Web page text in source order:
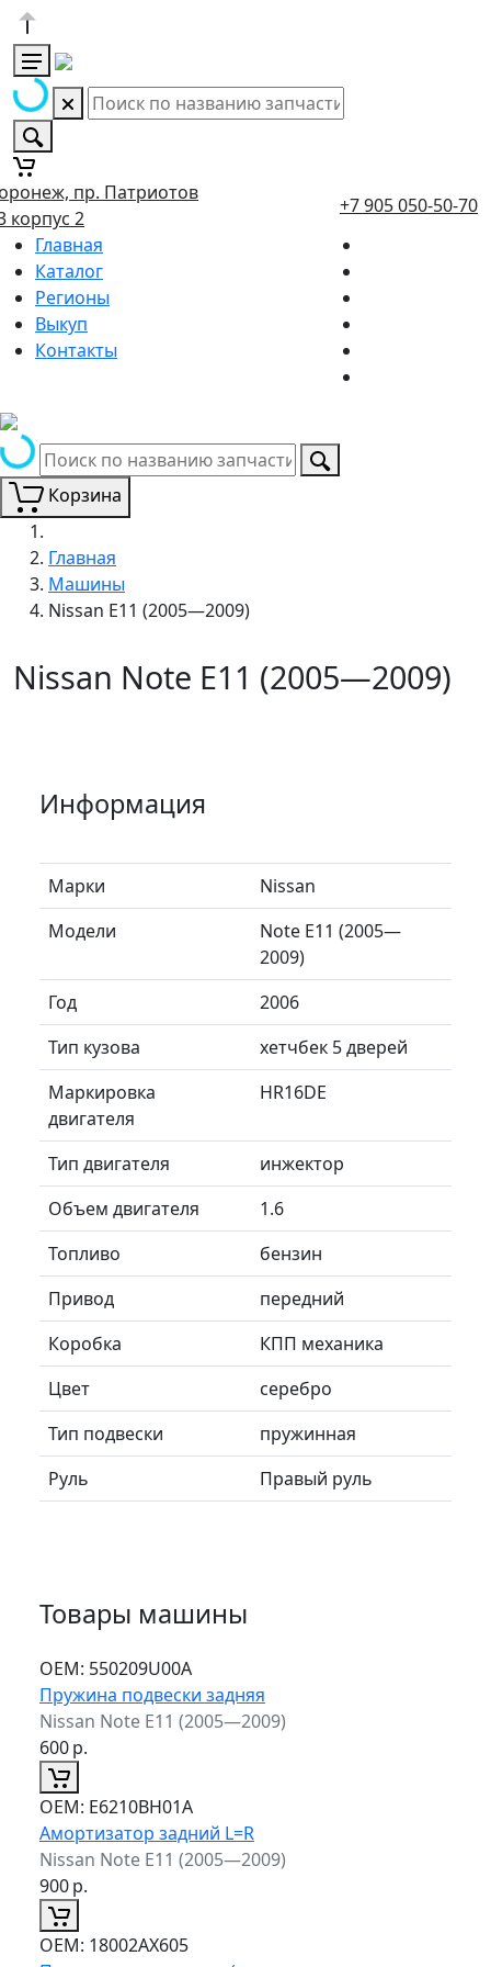
пр. Патриотов
корпус 2
+7 905 050-50-70
Главная
Каталог
Регионы
Выкуп
Контакты
Корзина
Главная
Машины
Nissan E11 (2005—2009)
Nissan Note E11 (2005—2009)
Информация
Марки
Nissan
Модели
Note E11 (2005—
2009)
Год
2006
Тип кузова
хетчбек 5 дверей
Маркировка
двигателя
HR16DE
Тип двигателя
инжектор
Объем двигателя
1.6
Топливо
бензин
Привод
передний
Коробка
КПП механика
Цвет
серебро
Тип подвески
пружинная
Руль
Правый руль
Товары машины
ОЕМ: 550209U00A
Пружина подвески задняя
Nissan Note E11 (2005—2009)
600р.
ОЕМ: E6210BH01A
Амортизатор задний L=R
Nissan Note E11 (2005—2009)
900р.
ОЕМ: 18002AX605